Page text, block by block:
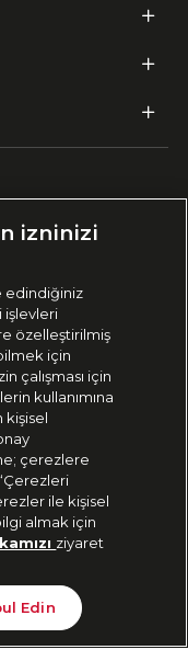
izninizi
edindiğiniz
işlevleri
özelleştirilmiş
için
çalışması için
kullanımına
kişisel
çerezlere
ile kişisel
almak için
ziyaret
Edin